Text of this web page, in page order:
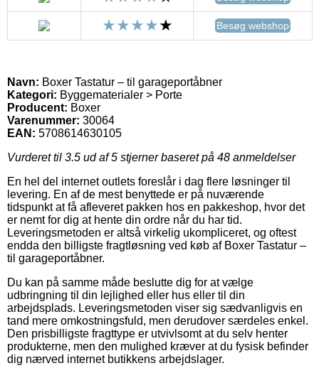
Besøg webshop
Navn: Boxer Tastatur – til garageportåbner
Kategori: Byggematerialer > Porte
Producent: Boxer
Varenummer: 30064
EAN: 5708614630105
Vurderet til 3.5 ud af 5 stjerner baseret på 48 anmeldelser
En hel del internet outlets foreslår i dag flere løsninger til
levering. En af de mest benyttede er på nuværende
tidspunkt at få afleveret pakken hos en pakkeshop, hvor det
er nemt for dig at hente din ordre når du har tid.
Leveringsmetoden er altså virkelig ukompliceret, og oftest
endda den billigste fragtløsning ved køb af Boxer Tastatur –
til garageportåbner.
Du kan på samme måde beslutte dig for at vælge
udbringning til din lejlighed eller hus eller til din
arbejdsplads. Leveringsmetoden viser sig sædvanligvis en
tand mere omkostningsfuld, men derudover særdeles enkel.
Den prisbilligste fragttype er utvivlsomt at du selv henter
produkterne, men den mulighed kræver at du fysisk befinder
dig nærved internet butikkens arbejdslager.